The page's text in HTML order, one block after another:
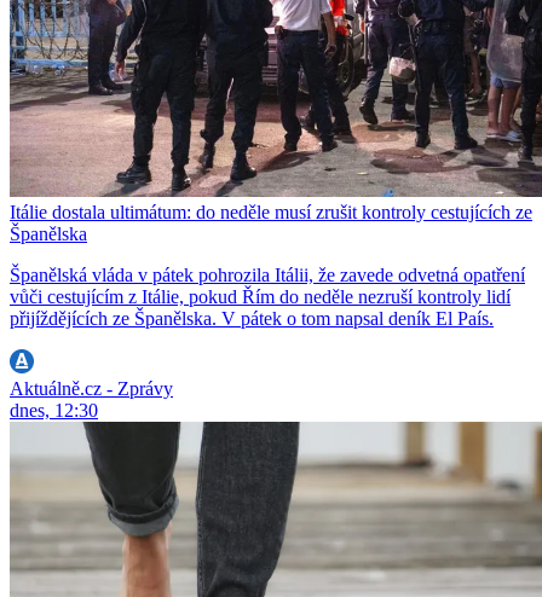
Itálie dostala ultimátum: do neděle musí zrušit kontroly cestujících ze
Španělska
Španělská vláda v pátek pohrozila Itálii, že zavede odvetná opatření
vůči cestujícím z Itálie, pokud Řím do neděle nezruší kontroly lidí
přijíždějících ze Španělska. V pátek o tom napsal deník El País.
Aktuálně.cz - Zprávy
dnes, 12:30